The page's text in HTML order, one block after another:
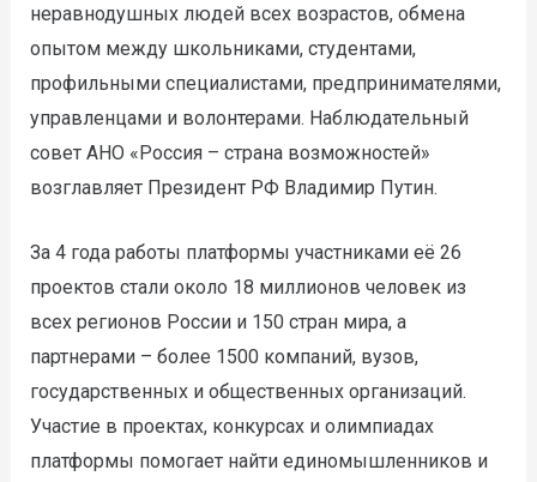
неравнодушных людей всех возрастов, обмена
опытом между школьниками, студентами,
профильными специалистами, предпринимателями,
управленцами и волонтерами. Наблюдательный
совет АНО «Россия – страна возможностей»
возглавляет Президент РФ Владимир Путин.
За 4 года работы платформы участниками её 26
проектов стали около 18 миллионов человек из
всех регионов России и 150 стран мира, а
партнерами – более 1500 компаний, вузов,
государственных и общественных организаций.
Участие в проектах, конкурсах и олимпиадах
платформы помогает найти единомышленников и